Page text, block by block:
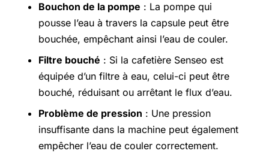
Bouchon de la pompe : La pompe qui
pousse l’eau à travers la capsule peut être
bouchée, empêchant ainsi l’eau de couler.
Filtre bouché : Si la cafetière Senseo est
équipée d’un filtre à eau, celui-ci peut être
bouché, réduisant ou arrêtant le flux d’eau.
Problème de pression : Une pression
insuffisante dans la machine peut également
empêcher l’eau de couler correctement.